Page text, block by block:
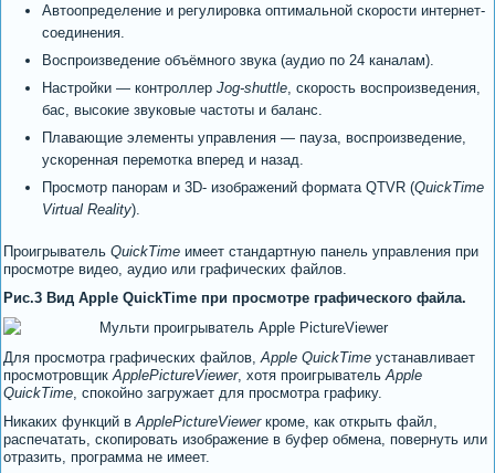
Автоопределение и регулировка оптимальной скорости интернет-
соединения.
Воспроизведение объёмного звука (аудио по 24 каналам).
Настройки — контроллер Jog-shuttle, скорость воспроизведения,
бас, высокие звуковые частоты и баланс.
Плавающие элементы управления — пауза, воспроизведение,
ускоренная перемотка вперед и назад.
Просмотр панорам и 3D- изображений формата QTVR (QuickTime
Virtual Reality).
Проигрыватель QuickTime имеет стандартную панель управления при
просмотре видео, аудио или графических файлов.
Рис.3 Вид Apple QuickTime при просмотре графического файла.
Для просмотра графических файлов,Apple QuickTime устанавливает
просмотровщикApplePictureViewer, хотя проигрывательApple
QuickTime, спокойно загружает для просмотра графику.
Никаких функций вApplePictureViewerкроме, как открыть файл,
распечатать, скопировать изображение в буфер обмена, повернуть или
отразить, программа не имеет.